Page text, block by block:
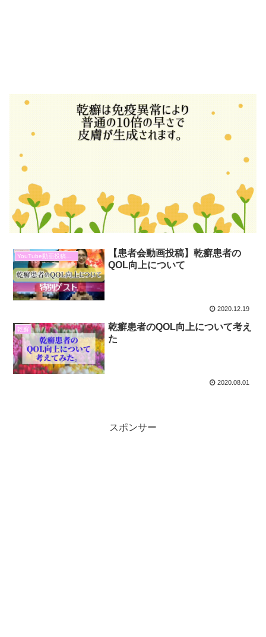
【患者会動画投稿】乾癬患者の
QOL向上について
2020.12.19
乾癬
乾癬患者のQOL向上について考え
た
2020.08.01
スポンサー